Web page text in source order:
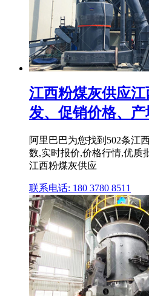
江西粉煤灰供应
发、促销价格、产
阿里巴巴为您找到502条江
数,实时报价,价格行情,优质
江西粉煤灰供应
联系电话: 180 3780 8511